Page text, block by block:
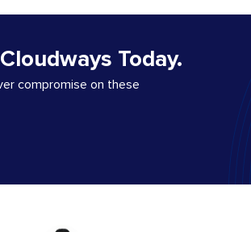
Today.
compromise on these